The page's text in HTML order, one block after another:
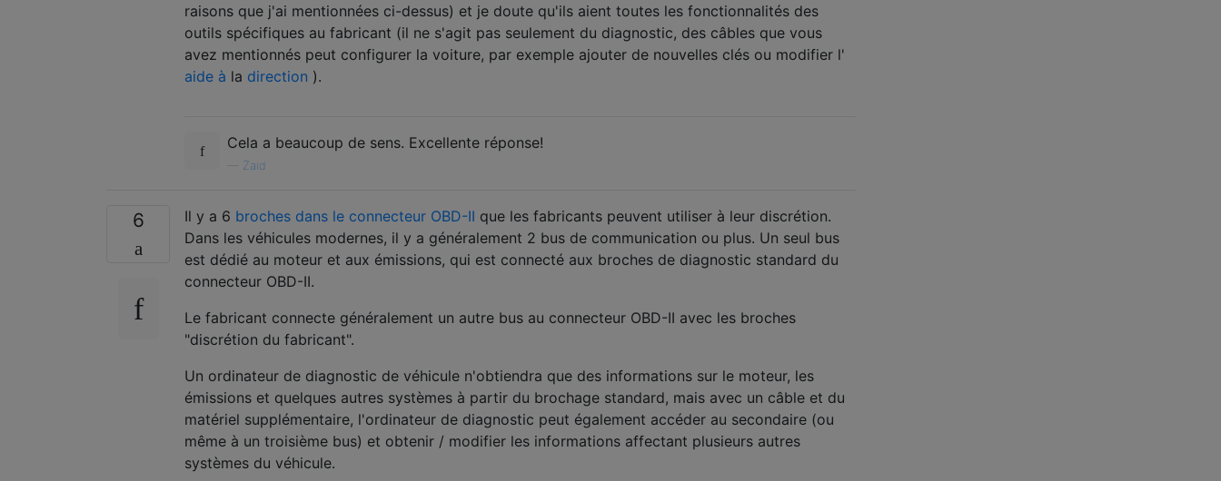
raisons que j'ai mentionnées ci-dessus) et je doute qu'ils aient toutes les fonctionnalités des
outils spécifiques au fabricant (il ne s'agit pas seulement du diagnostic, des câbles que vous
avez mentionnés peut configurer la voiture, par exemple ajouter de nouvelles clés ou modifier l'
aide à la direction ).
Cela a beaucoup de sens. Excellente réponse!
Zaid
6 Il y a 6 broches dans le connecteur OBD-II que les fabricants peuvent utiliser à leur discrétion.
Dans les véhicules modernes, il y a généralement 2 bus de communication ou plus. Un seul bus
est dédié au moteur et aux émissions, qui est connecté aux broches de diagnostic standard du
connecteur OBD-II.
Le fabricant connecte généralement un autre bus au connecteur OBD-II avec les broches
"discrétion du fabricant".
Un ordinateur de diagnostic de véhicule n'obtiendra que des informations sur le moteur, les
émissions et quelques autres systèmes à partir du brochage standard, mais avec un câble et du
matériel supplémentaire, l'ordinateur de diagnostic peut également accéder au secondaire (ou
même à un troisième bus) et obtenir / modifier les informations affectant plusieurs autres
systèmes du véhicule.